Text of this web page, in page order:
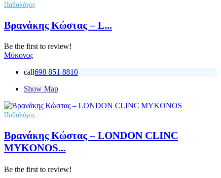
Παθολόγος
Βρανάκης Κώστας – L...
Be the first to review!
Μύκονος
call698 851 8810
Show Map
Παθολόγος
Βρανάκης Κώστας – LONDON CLINC
MYKONOS...
Be the first to review!